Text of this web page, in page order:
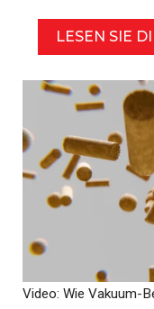
LESEN SIE
Video: Wie Vakuum-